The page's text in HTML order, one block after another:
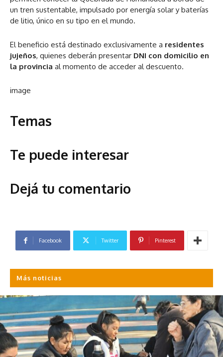
un tren sustentable, impulsado por energía solar y baterías
de litio, único en su tipo en el mundo.
El beneficio está destinado exclusivamente a residentes
jujeños, quienes deberán presentar DNI con domicilio en
la provincia al momento de acceder al descuento.
image
Temas
Te puede interesar
Dejá tu comentario
Facebook Twitter Pinterest
Más noticias